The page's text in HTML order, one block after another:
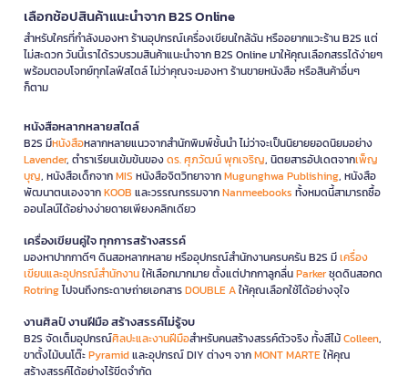
เลือกช้อปสินค้าแนะนำจาก B2S Online
สำหรับใครที่กำลังมองหา ร้านอุปกรณ์เครื่องเขียนใกล้ฉัน หรืออยากแวะร้าน B2S แต่
ไม่สะดวก วันนี้เราได้รวบรวมสินค้าแนะนำจาก B2S Online มาให้คุณเลือกสรรได้ง่ายๆ
พร้อมตอบโจทย์ทุกไลฟ์สไตล์ ไม่ว่าคุณจะมองหา ร้านขายหนังสือ หรือสินค้าอื่นๆ
ก็ตาม
หนังสือหลากหลายสไตล์
B2S มีหนังสือหลากหลายแนวจากสำนักพิมพ์ชั้นนำ ไม่ว่าจะเป็นนิยายยอดนิยมอย่าง
Lavender, ตำราเรียนเข้มข้นของดร. ศุภวัฒน์ พุกเจริญ, นิตยสารอัปเดตจากเพ็ญ
บุญ, หนังสือเด็กจากMIS หนังสือจิตวิทยาจากMugunghwa Publishing, หนังสือ
พัฒนาตนเองจากKOOB และวรรณกรรมจากNanmeebooks ทั้งหมดนี้สามารถซื้อ
ออนไลน์ได้อย่างง่ายดายเพียงคลิกเดียว
เครื่องเขียนคู่ใจ ทุกการสร้างสรรค์
มองหาปากกาดีๆ ดินสอหลากหลาย หรืออุปกรณ์สำนักงานครบครัน B2S มีเครื่อง
เขียนและอุปกรณ์สำนักงานให้เลือกมากมาย ตั้งแต่ปากกาลูกลื่นParkerชุดดินสอกด
Rotringไปจนถึงกระดาษถ่ายเอกสารDOUBLE Aให้คุณเลือกใช้ได้อย่างจุใจ
งานศิลป์ งานฝีมือ สร้างสรรค์ไม่รู้จบ
B2S จัดเต็มอุปกรณ์ศิลปะและงานฝีมือสำหรับคนสร้างสรรค์ตัวจริง ทั้งสีไม้Colleen,
ขาตั้งไม้บนโต๊ะPyramidและอุปกรณ์ DIY ต่างๆ จากMONT MARTEให้คุณ
สร้างสรรค์ได้อย่างไร้ขีดจำกัด